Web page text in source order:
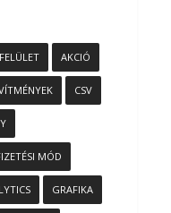
AKCIÓ
CSV
MÓD
GRAFIKA